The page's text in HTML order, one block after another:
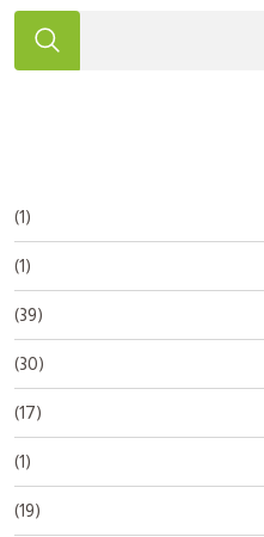
(1)
(1)
(39)
(30)
(17)
(1)
(19)